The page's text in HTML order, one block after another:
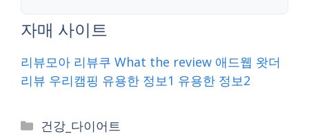
자매 사이트
리뷰모아 리뷰쿠 What the review 애드웹 왓더
리뷰 우리캠핑 유용한 정보1 유용한 정보2
Categories
건강_다이어트